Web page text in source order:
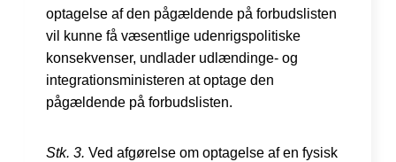
optagelse af den pågældende på forbudslisten
vil kunne få væsentlige udenrigspolitiske
konsekvenser, undlader udlændinge- og
integrationsministeren at optage den
pågældende på forbudslisten.
Stk. 3. Ved afgørelse om optagelse af en fysisk